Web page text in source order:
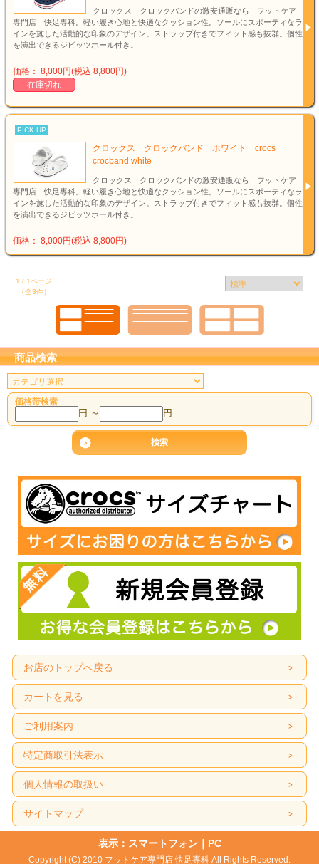
クロックス クロックバンドの激安通販なら フットケア
専門店 快足専科。軽い履き心地と快適なクッション性。ソールにスポーティなラ
インを施した活動的な印象のデザイン。ストラップ付きでフィット感も抜群。個性
を演出できるジビッツホール付き。
価格： 8,000円(税込 8,800円)
在庫切れ
PICK UP
クロックス クロックバンド ホワイト crocs
crocband white
クロックス クロックバンドの激安通販なら フットケア
専門店 快足専科。軽い履き心地と快適なクッション性。ソールにスポーティなラ
インを施した活動的な印象のデザイン。ストラップ付きでフィット感も抜群。個性
を演出できるジビッツホール付き。
価格： 8,000円(税込 8,800円)
1 / 1ページ
（全3件）
商品検索
価格帯検索
円 ～ 円
お店のトップへ戻る
カートを見る
ご利用案内
特定商取引法表示
個人情報の取扱い
サイトマップ
表示：スマートフォン｜ PC
Copyright (C) 2010 フットケア専門店 快足専科 All Rights Reserved.